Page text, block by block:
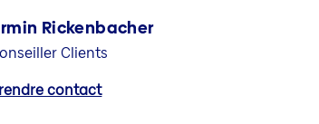
Rickenbacher
Clients
contact